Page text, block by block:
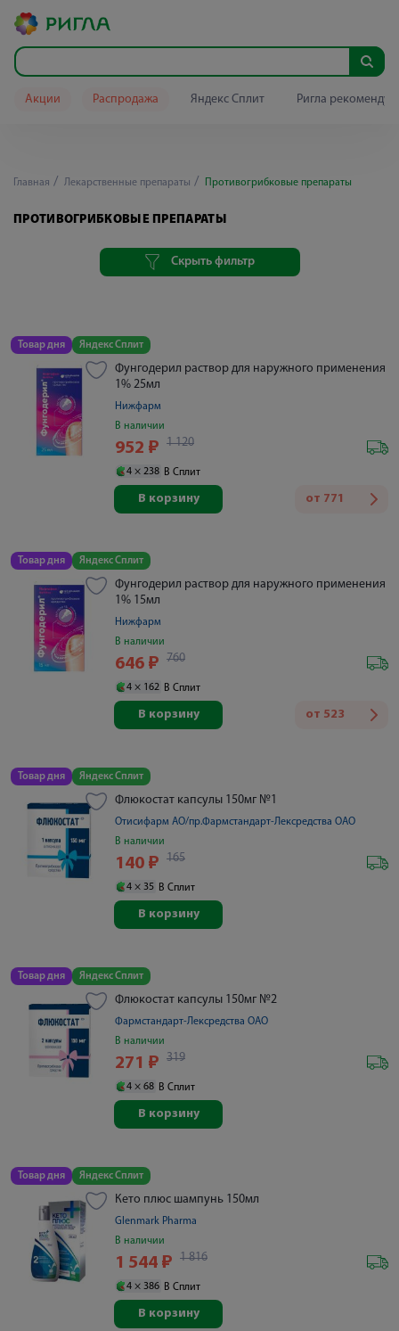
Акции Распродажа Яндекс Сплит Ригла
Главная Лекарственные препараты Противогрибковые препараты
ПРОТИВОГРИБКОВЫЕ ПРЕПАРАТЫ
Скрыть фильтр
Товар дня Яндекс Сплит
Фунгодерил раствор для наружного применения
1% 25мл
Нижфарм
В наличии
952 ₽ 1 120
4 × 238 В Сплит
от 771
В корзину
Товар дня Яндекс Сплит
Фунгодерил раствор для наружного применения
1% 15мл
Нижфарм
В наличии
646 ₽ 760
4 × 162 В Сплит
от 523
В корзину
Товар дня Яндекс Сплит
Флюкостат капсулы 150мг №1
Отисифарм АО/пр.Фармстандарт-Лексредства ОАО
В наличии
140 ₽ 165
4 × 35 В Сплит
В корзину
Товар дня Яндекс Сплит
Флюкостат капсулы 150мг №2
Фармстандарт-Лексредства ОАО
В наличии
271 ₽ 319
4 × 68 В Сплит
В корзину
Товар дня Яндекс Сплит
Кето плюс шампунь 150мл
Glenmark Pharma
В наличии
1 544 ₽ 1 816
4 × 386 В Сплит
В корзину